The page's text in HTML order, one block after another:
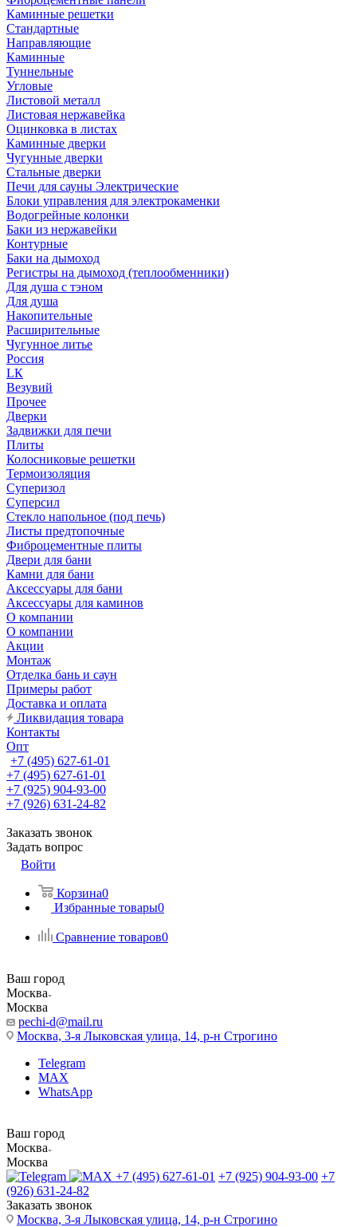
Каминные решетки
Стандартные
Направляющие
Каминные
Туннельные
Угловые
Листовой металл
Листовая нержавейка
Оцинковка в листах
Каминные дверки
Чугунные дверки
Стальные дверки
Печи для сауны Электрические
Блоки управления для электрокаменки
Водогрейные колонки
Баки из нержавейки
Контурные
Баки на дымоход
Регистры на дымоход (теплообменники)
Для душа с тэном
Для душа
Накопительные
Расширительные
Чугунное литье
Россия
LК
Везувий
Прочее
Дверки
Задвижки для печи
Плиты
Колосниковые решетки
Термоизоляция
Суперизол
Суперсил
Стекло напольное (под печь)
Листы предтопочные
Фиброцементные плиты
Двери для бани
Камни для бани
Аксессуары для бани
Аксессуары для каминов
О компании
О компании
Акции
Монтаж
Отделка бань и саун
Примеры работ
Доставка и оплата
Ликвидация товара
Контакты
Опт
+7 (495) 627-61-01
+7 (495) 627-61-01
+7 (925) 904-93-00
+7 (926) 631-24-82
Заказать звонок
Задать вопрос
Войти
Корзина0
Избранные товары0
Сравнение товаров0
Ваш город
Москва
Москва
pechi-d@mail.ru
Москва, 3-я Лыковская улица, 14, р-н Строгино
Telegram
MAX
WhatsApp
Ваш город
Москва
Москва
+7 (495) 627-61-01 +7 (925) 904-93-00 +7
(926) 631-24-82
Заказать звонок
Москва, 3-я Лыковская улица, 14, р-н Строгино